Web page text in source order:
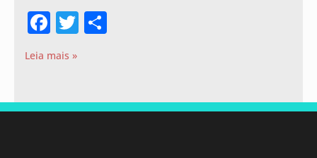
Facebook
Twitter
Leia mais »